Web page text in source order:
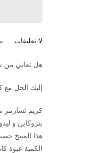
لا تعليقات على
القذف
في
هل تعاني من
إليك الحل مع
كريم تشارمر
بنزوكاين و
هذا المنتج
الكمية عبوة كاملة